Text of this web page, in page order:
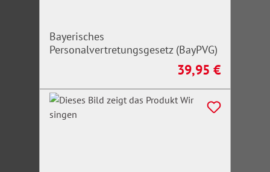
Bayerisches
Personalvertretungsgesetz (BayPVG)
Regulärer Preis:
39,95 €